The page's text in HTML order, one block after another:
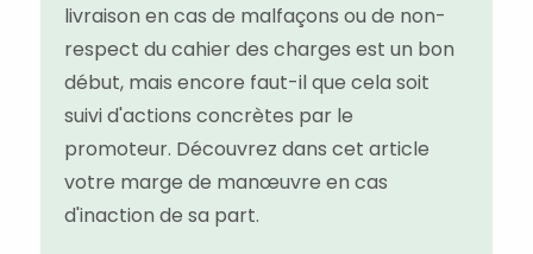
livraison en cas de malfaçons ou de non-
respect du cahier des charges est un bon
début, mais encore faut-il que cela soit
suivi d'actions concrètes par le
promoteur. Découvrez dans cet article
votre marge de manœuvre en cas
d'inaction de sa part.